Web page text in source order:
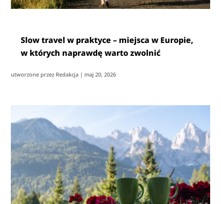
Slow travel w praktyce – miejsca w Europie,
w których naprawdę warto zwolnić
utworzone przez Redakcja | maj 20, 2026